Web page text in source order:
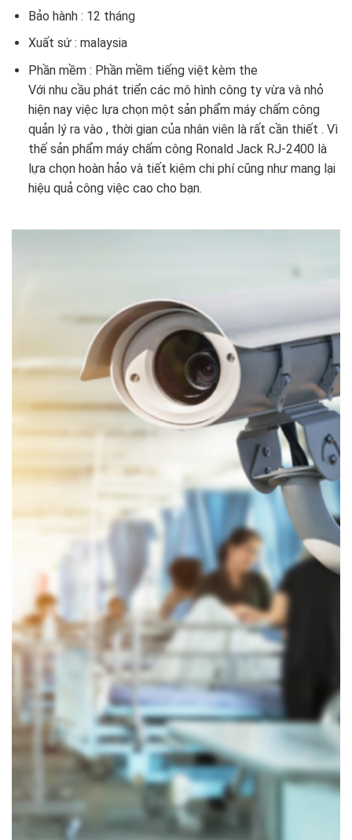
Bảo hành : 12 tháng
Xuất sứ : malaysia
Phần mềm : Phần mềm tiếng việt kèm the
Với nhu cầu phát triển các mô hình công ty vừa và nhỏ
hiện nay việc lựa chọn một sản phẩm máy chấm công
quản lý ra vào , thời gian của nhân viên là rất cần thiết . Vì
thế sản phẩm máy chấm công Ronald Jack RJ-2400 là
lựa chọn hoàn hảo và tiết kiệm chi phí cũng như mang lại
hiệu quả công việc cao cho bạn.